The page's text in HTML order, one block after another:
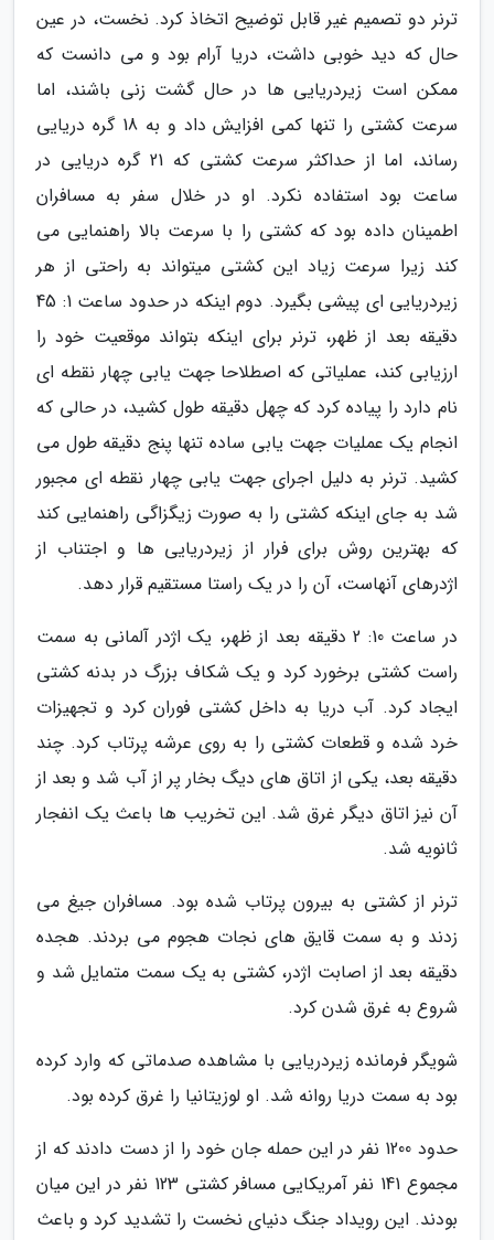
ترنر دو تصمیم غیر قابل توضیح اتخاذ کرد. نخست، در عین
حال که دید خوبی داشت، دریا آرام بود و می دانست که
ممکن است زیردریایی ها در حال گشت زنی باشند، اما
سرعت کشتی را تنها کمی افزایش داد و به 18 گره دریایی
رساند، اما از حداکثر سرعت کشتی که 21 گره دریایی در
ساعت بود استفاده نکرد. او در خلال سفر به مسافران
اطمینان داده بود که کشتی را با سرعت بالا راهنمایی می
کند زیرا سرعت زیاد این کشتی میتواند به راحتی از هر
زیردریایی ای پیشی بگیرد. دوم اینکه در حدود ساعت 1: 45
دقیقه بعد از ظهر، ترنر برای اینکه بتواند موقعیت خود را
ارزیابی کند، عملیاتی که اصطلاحا جهت یابی چهار نقطه ای
نام دارد را پیاده کرد که چهل دقیقه طول کشید، در حالی که
انجام یک عملیات جهت یابی ساده تنها پنج دقیقه طول می
کشید. ترنر به دلیل اجرای جهت یابی چهار نقطه ای مجبور
شد به جای اینکه کشتی را به صورت زیگزاگی راهنمایی کند
که بهترین روش برای فرار از زیردریایی ها و اجتناب از
اژدرهای آنهاست، آن را در یک راستا مستقیم قرار دهد.
در ساعت 10: 2 دقیقه بعد از ظهر، یک اژدر آلمانی به سمت
راست کشتی برخورد کرد و یک شکاف بزرگ در بدنه کشتی
ایجاد کرد. آب دریا به داخل کشتی فوران کرد و تجهیزات
خرد شده و قطعات کشتی را به روی عرشه پرتاب کرد. چند
دقیقه بعد، یکی از اتاق های دیگ بخار پر از آب شد و بعد از
آن نیز اتاق دیگر غرق شد. این تخریب ها باعث یک انفجار
ثانویه شد.
ترنر از کشتی به بیرون پرتاب شده بود. مسافران جیغ می
زدند و به سمت قایق های نجات هجوم می بردند. هجده
دقیقه بعد از اصابت اژدر، کشتی به یک سمت متمایل شد و
شروع به غرق شدن کرد.
شویگر فرمانده زیردریایی با مشاهده صدماتی که وارد کرده
بود به سمت دریا روانه شد. او لوزیتانیا را غرق کرده بود.
حدود 1200 نفر در این حمله جان خود را از دست دادند که از
مجموع 141 نفر آمریکایی مسافر کشتی 123 نفر در این میان
بودند. این رویداد جنگ دنیای نخست را تشدید کرد و باعث